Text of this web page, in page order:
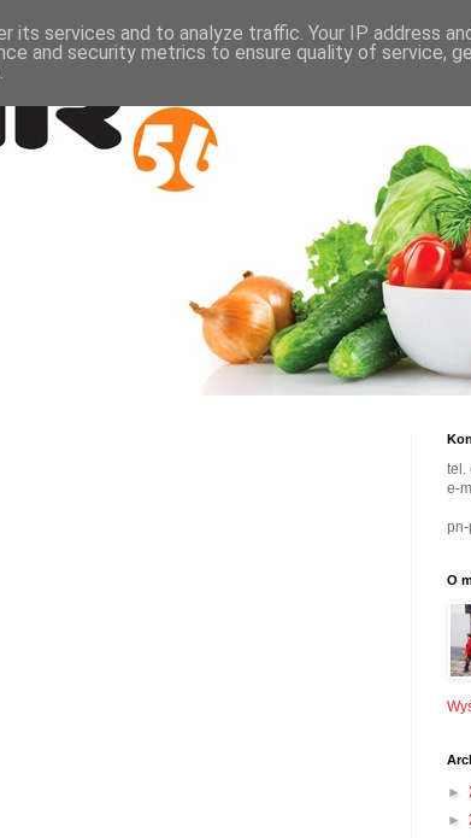
tel.
e-
pn-
O
►
►
its services and to analyze traffic. Your IP address
and security metrics to ensure quality of service,